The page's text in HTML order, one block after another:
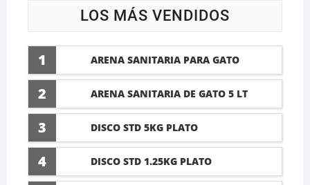
LOS MÁS VENDIDOS
1 ARENA SANITARIA PARA GATO
LAVANDA 10 LTI
2 ARENA SANITARIA DE GATO 5 LT
3 DISCO STD 5KG PLATO
4 DISCO STD 1.25KG PLATO